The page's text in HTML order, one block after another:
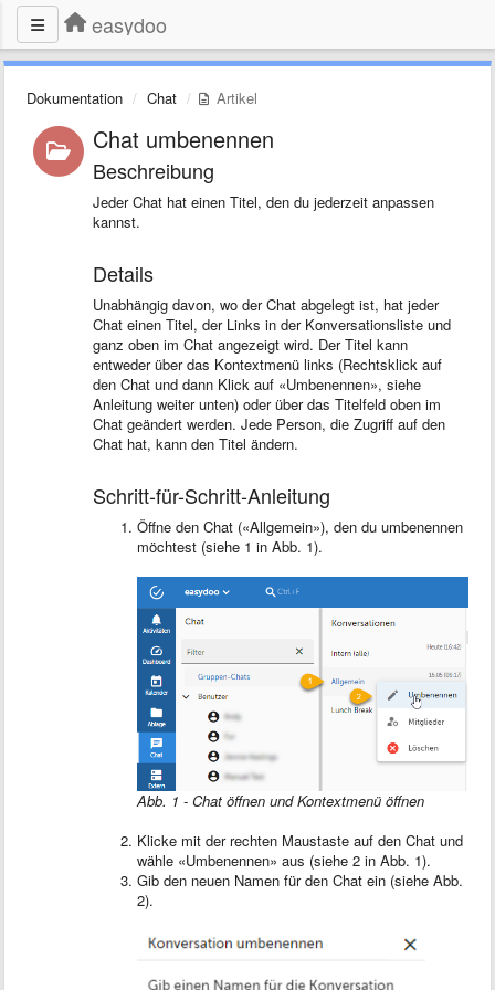
easydoo
Dokumentation Chat Artikel
Chat umbenennen
Beschreibung
Jeder Chat hat einen Titel, den du jederzeit anpassen
kannst.
Details
Unabhängig davon, wo der Chat abgelegt ist, hat jeder
Chat einen Titel, der Links in der Konversationsliste und
ganz oben im Chat angezeigt wird. Der Titel kann
entweder über das Kontextmenü links (Rechtsklick auf
den Chat und dann Klick auf «Umbenennen», siehe
Anleitung weiter unten) oder über das Titelfeld oben im
Chat geändert werden. Jede Person, die Zugriff auf den
Chat hat, kann den Titel ändern.
Schritt-für-Schritt-Anleitung
Öffne den Chat («Allgemein»), den du umbenennen
möchtest (siehe 1 in Abb. 1).
Abb. 1 - Chat öffnen und Kontextmenü öffnen
Klicke mit der rechten Maustaste auf den Chat und
wähle «Umbenennen» aus (siehe 2 in Abb. 1).
Gib den neuen Namen für den Chat ein (siehe Abb.
2).